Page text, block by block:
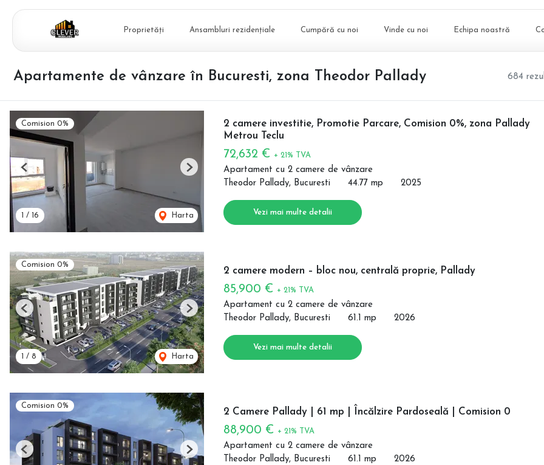
Proprietăți Ansambluri rezidențiale Cumpără cu noi Vinde cu noi Echipa noastră
684
Apartamente de vânzare în Bucuresti, zona Theodor Pallady
Comision 0%
1 / 16 Harta
Previous Next
2 camere investitie, Promotie Parcare, Comision 0%, zona Pallady
Metrou Teclu
72,632 € + 21% TVA
Apartament cu 2 camere de vânzare
Theodor Pallady, Bucuresti
44.77 mp 2025
Vezi mai multe detalii
Comision 0%
1 / 8 Harta
Previous Next
2 camere modern – bloc nou, centrală proprie, Pallady
85,900 € + 21% TVA
Apartament cu 2 camere de vânzare
Theodor Pallady, Bucuresti
61.1 mp 2026
Vezi mai multe detalii
Comision 0%
Previous Next
2 Camere Pallady | 61 mp | Încălzire Pardoseală | Comision 0
88,900 € + 21% TVA
Apartament cu 2 camere de vânzare
Theodor Pallady, Bucuresti
61.1 mp 2026